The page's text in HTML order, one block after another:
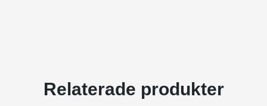
Relaterade produkter